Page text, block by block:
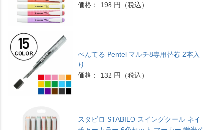
価格： 198 円（税込）
ぺんてる Pentel マルチ8専用替芯 2本入
り
価格： 132 円（税込）
スタビロ STABILO スイングクール ネイ